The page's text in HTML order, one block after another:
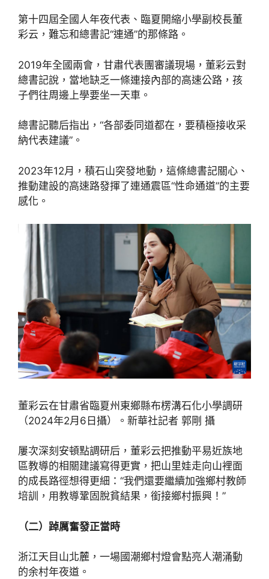
第十四屆全國人年夜代表、臨夏開縮小學副校長董
彩云，難忘和總書記“連通”的那條路。
2019年全國兩會，甘肅代表團審議現場，董彩云對
總書記說，當地缺乏一條連接內部的高速公路，孩
子們往周邊上學要坐一天車。
總書記聽后指出，“各部委同道都在，要積極接收采
納代表建議”。
2023年12月，積石山突發地動，這條總書記關心、
推動建設的高速路發揮了連通震區“性命通道”的主要
感化。
董彩云在甘肅省臨夏州東鄉縣布楞溝石化小學調研
（2024年2月6日攝）。新華社記者 郭剛 攝
屢次深刻安頓點調研后，董彩云把推動平易近族地
區教導的相關建議寫得更實，把山里娃走向山裡面
的成長路徑想得更細：“我們還要繼續加強鄉村教師
培訓，用教導鞏固脫貧結果，銜接鄉村振興！”
（二）踔厲奮發正當時
浙江天目山北麓，一場國潮鄉村燈會點亮人潮涌動
的余村年夜道。